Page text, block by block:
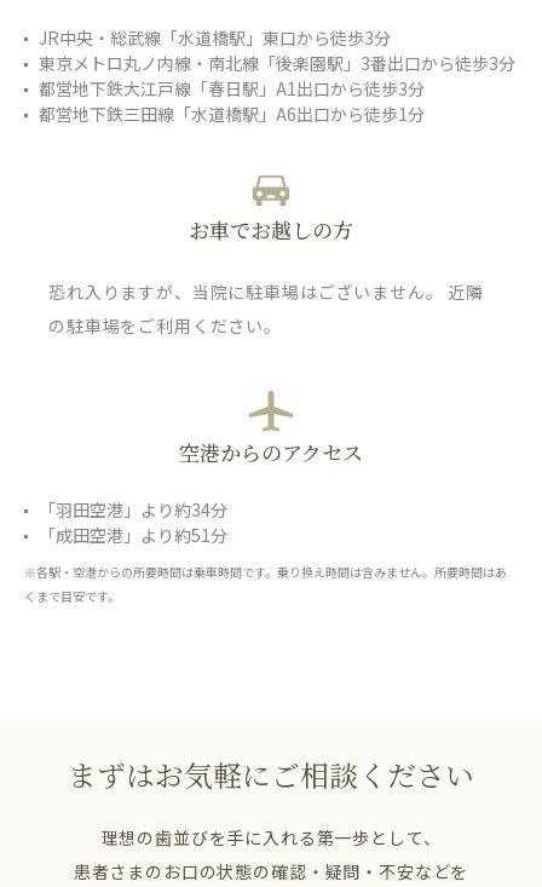
JR中央・総武線「水道橋駅」東口から徒歩3分
東京メトロ丸ノ内線・南北線「後楽園駅」3番出口から徒歩3分
都営地下鉄大江戸線「春日駅」A1出口から徒歩3分
都営地下鉄三田線「水道橋駅」A6出口から徒歩1分
お車でお越しの方
恐れ入りますが、当院に駐車場はございません。 近隣
の駐車場をご利用ください。
空港からのアクセス
「羽田空港」より約34分
「成田空港」より約51分
※各駅・空港からの所要時間は乗車時間です。乗り換え時間は含みません。所要時間はあ
くまで目安です。
まずはお気軽にご相談ください
理想の歯並びを手に入れる第一歩として、
患者さまのお口の状態の確認・疑問・不安などを